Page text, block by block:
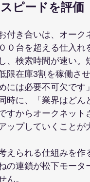
ピードを評価
付き合いは、オー
０台を超える仕入れ
、検索時間が速い
限在庫3割を稼働さ
には必要不可欠です」
時に、「業界はどん
すからオークネッ
ップしていくこと
えられる仕組みを作
の連鎖が松下モー
ん。